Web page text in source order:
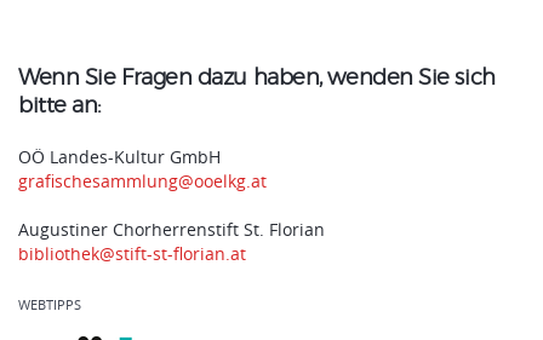
Wenn Sie Fragen dazu haben, wenden Sie sich
bitte an:
OÖ Landes-Kultur GmbH
grafischesammlung@ooelkg.at
Augustiner Chorherrenstift St. Florian
bibliothek@stift-st-florian.at
WEBTIPPS